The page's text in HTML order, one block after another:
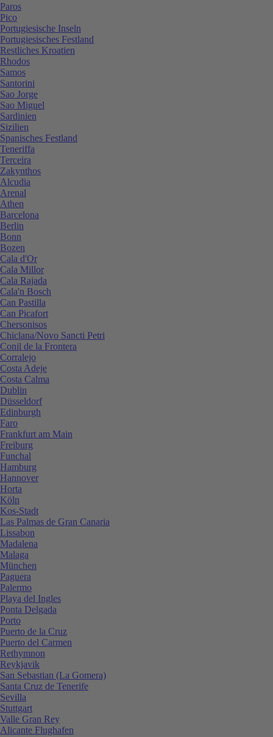
Paros
Pico
Portugiesische Inseln
Portugiesisches Festland
Restliches Kroatien
Rhodos
Samos
Santorini
Sao Jorge
Sao Miguel
Sardinien
Sizilien
Spanisches Festland
Teneriffa
Terceira
Zakynthos
Alcudia
Arenal
Athen
Barcelona
Berlin
Bonn
Bozen
Cala d'Or
Cala Millor
Cala Rajada
Cala'n Bosch
Can Pastilla
Can Picafort
Chersonisos
Chiclana/Novo Sancti Petri
Conil de la Frontera
Corralejo
Costa Adeje
Costa Calma
Dublin
Düsseldorf
Edinburgh
Faro
Frankfurt am Main
Freiburg
Funchal
Hamburg
Hannover
Horta
Köln
Kos-Stadt
Las Palmas de Gran Canaria
Lissabon
Madalena
Malaga
München
Paguera
Palermo
Playa del Ingles
Ponta Delgada
Porto
Puerto de la Cruz
Puerto del Carmen
Rethymnon
Reykjavik
San Sebastian (La Gomera)
Santa Cruz de Tenerife
Sevilla
Stuttgart
Valle Gran Rey
Alicante Flughafen